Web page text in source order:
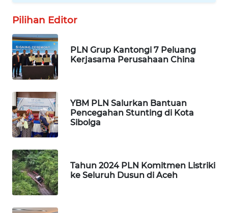
Pilihan Editor
PLN Grup Kantongi 7 Peluang
Kerjasama Perusahaan China
YBM PLN Salurkan Bantuan
Pencegahan Stunting di Kota
Sibolga
Tahun 2024 PLN Komitmen Listriki
ke Seluruh Dusun di Aceh
BORNEO
Wahana
Media
Group
WAHANA
WAHANA
TANI
WAHANA
ADVOKAT
WAHANA
INFRASTRUKTUR